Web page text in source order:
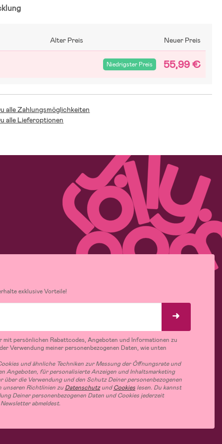
Alter Preis Neuer Preis
Niedrigster Preis 55,99 €
alle Zahlungsmöglichkeiten
alle Lieferoptionen
exklusive Vorteile!
mit persönlichen Rabattcodes, Angeboten und Informationen zu
Verwendung meiner personenbezogenen Daten, wie unten
und ähnliche Techniken zur Messung der Öffnungsrate und
Angeboten, für personalisierte Anzeigen und Inhaltsmarketing
über die Verwendung und den Schutz Deiner personenbezogenen
unseren Richtlinien zu DatenschutzundCookieslesen. Du kannst
Deiner personenbezogenen Daten und Cookies jederzeit
abmeldest.